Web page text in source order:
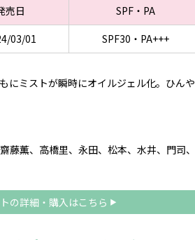
売日
SPF・PA
03/01 SPF30・PA+++
にミストが瞬時にオイルジェル化。ひんや
薫、高橋里、永田、松本、水井、門司、
の詳細・購入はこちら